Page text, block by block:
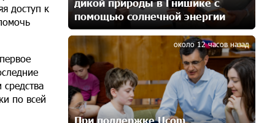
доступ к
по всей
10 дней назад
Никогда Нагорный Карабах не был
в составе независимого
Азербайджана. Аршак Карапетян
11 дней назад
Бывший премьер-министр
дикой природы в Гнишике с
помощью солнечной энергии
При поддержке Ucom
около 12 часов назад
3